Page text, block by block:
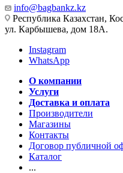
info@bagbankz.kz
Республика Казахстан,
ул. Карбышева, дом 18А.
Instagram
WhatsApp
О компании
Услуги
Доставка и оплата
Производители
Магазины
Контакты
Договор публичной
Каталог
...